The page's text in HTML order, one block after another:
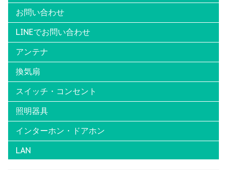
お問い合わせ
LINEでお問い合わせ
アンテナ
換気扇
スイッチ・コンセント
照明器具
インターホン・ドアホン
LAN